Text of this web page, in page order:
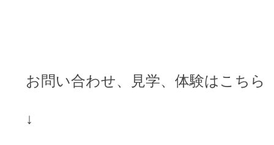
お問い合わせ、見学、体験はこちら
↓